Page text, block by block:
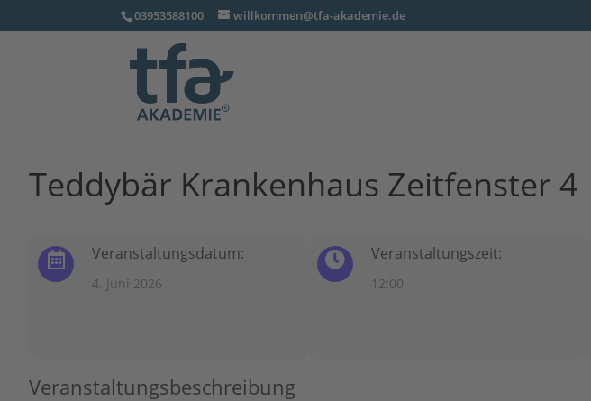
03953588100 willkommen@tfa-akademie.de
Teddybär Krankenhaus Zeitfenster 4
Veranstaltungsdatum:
4. Juni 2026
Veranstaltungszeit:
12:00
Veranstaltungsbeschreibung